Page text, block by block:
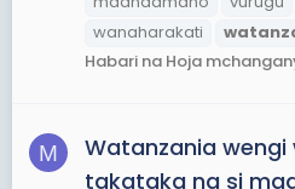
wanaharakati
Habari na Hoja
M
Watanzania wengi
takataka na si